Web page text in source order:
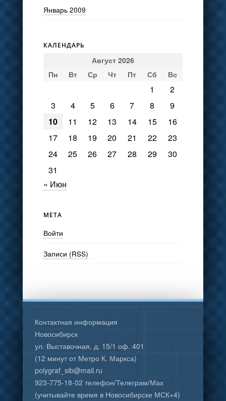
Январь 2009
КАЛЕНДАРЬ
Август 2026
Пн
Вт Ср Чт Пт Сб Вс
1
2
3
4 5 6 7 8
9
10
11 12 13 14 15
16
17
18 19 20 21 22
23
24
25 26 27 28 29
30
31
« Июн
МЕТА
Войти
Записи (RSS)
Контактная информация
Новосибирск
ул. Выставочная, д. 15/1 оф. 401
(12 минут от Метро К. Маркса)
polygraf_sib@mail.ru
923-775-18-02 телефон/Телеграм/Мах
(учитывайте время в Новосибирске МСК+4)